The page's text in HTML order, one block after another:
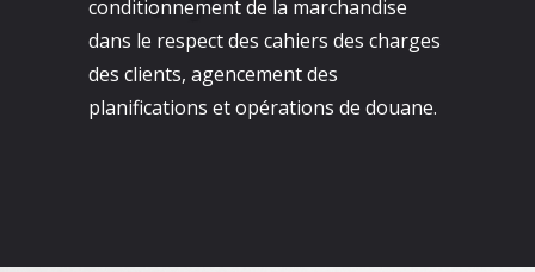
conditionnement de la marchandise
dans le respect des cahiers des charges
des clients, agencement des
planifications et opérations de douane.